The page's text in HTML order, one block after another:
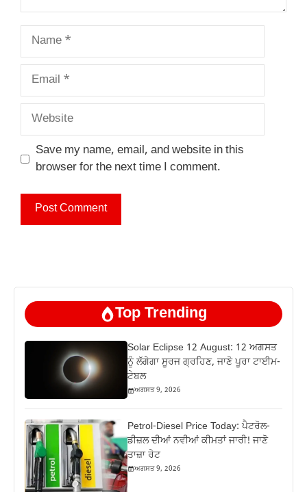
Name
Email
Website
Save my name, email, and website in this
browser for the next time I comment.
Top Trending
Solar Eclipse 12 August: 12 ਅਗਸਤ
ਨੂੰ ਲੱਗੇਗਾ ਸੂਰਜ ਗ੍ਰਹਿਣ, ਜਾਣੋ ਪੂਰਾ ਟਾਈਮ-
ਟੇਬਲ
ਅਗਸਤ 9, 2026
Petrol-Diesel Price Today: ਪੈਟਰੋਲ-
ਡੀਜ਼ਲ ਦੀਆਂ ਨਵੀਆਂ ਕੀਮਤਾਂ ਜਾਰੀ! ਜਾਣੋ
ਤਾਜ਼ਾ ਰੇਟ
ਅਗਸਤ 9, 2026